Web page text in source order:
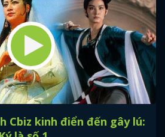
Cbiz kinh điển đến gây lú: